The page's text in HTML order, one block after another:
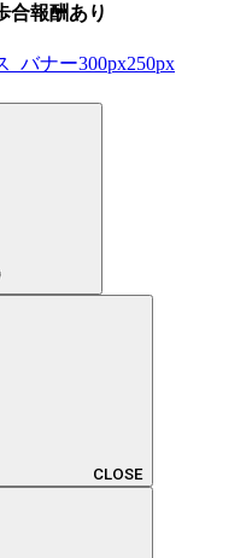
合報酬あり
CLOSE